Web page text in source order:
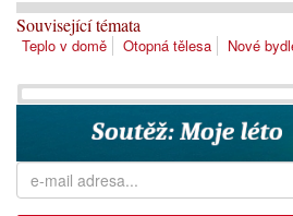
Související témata
Teplo v domě Otopná tělesa Nové